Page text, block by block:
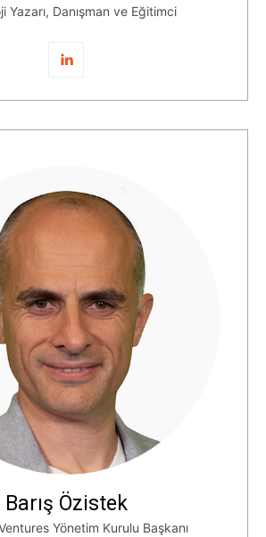
Yazarı, Danışman ve Eğitimci
Barış Özistek
Yönetim Kurulu Başkanı